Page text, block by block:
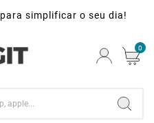
simplificar o seu dia!
0